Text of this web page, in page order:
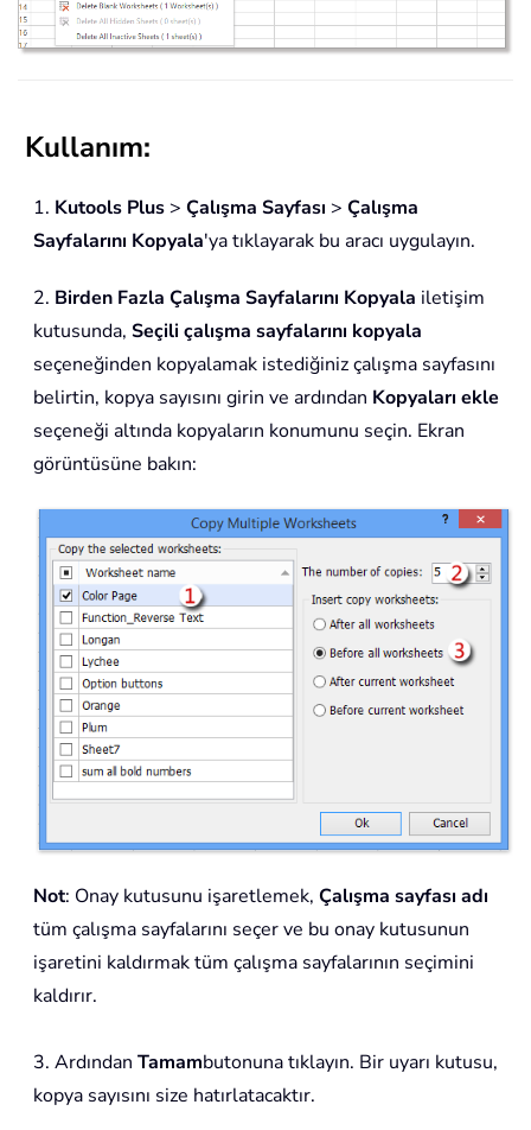
Kullanım:
1. Kutools Plus > Çalışma Sayfası > Çalışma
Sayfalarını Kopyala'ya tıklayarak bu aracı uygulayın.
2. Birden Fazla Çalışma Sayfalarını Kopyala iletişim
kutusunda, Seçili çalışma sayfalarını kopyala
seçeneğinden kopyalamak istediğiniz çalışma sayfasını
belirtin, kopya sayısını girin ve ardından Kopyaları ekle
seçeneği altında kopyaların konumunu seçin. Ekran
görüntüsüne bakın:
Not: Onay kutusunu işaretlemek, Çalışma sayfası adı
tüm çalışma sayfalarını seçer ve bu onay kutusunun
işaretini kaldırmak tüm çalışma sayfalarının seçimini
kaldırır.
3. Ardından Tamambutonuna tıklayın. Bir uyarı kutusu,
kopya sayısını size hatırlatacaktır.